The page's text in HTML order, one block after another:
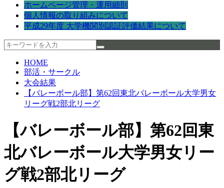
ホームページ管理・運用細則
個人情報の取り組みについて
平成29年度 大学機関別認証評価結果について
HOME
部活・サークル
大会結果
【バレーボール部】第62回東北バレーボール大学男女
リーグ戦2部北リーグ
【バレーボール部】第62回東
北バレーボール大学男女リー
グ戦2部北リーグ